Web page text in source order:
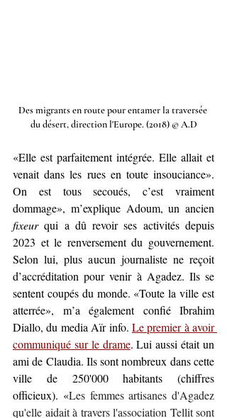
Des migrants en route pour entamer la traversée
du désert, direction l'Europe. (2018) © A.D
«Elle est parfaitement intégrée. Elle allait et
venait dans les rues en toute insouciance».
On est tous secoués, c’est vraiment
fixeur qui a dû revoir ses activités depuis
2023 et le renversement du gouvernement.
Selon lui, plus aucun journaliste ne reçoit
d’accréditation pour venir à Agadez. Ils se
sentent coupés du monde. «Toute la ville est
atterrée», m’a également confié Ibrahim
Diallo, du media Aïr info. Le premier à avoir
communiqué sur le drame. Lui aussi était un
ami de Claudia. Ils sont nombreux dans cette
ville de 250'000 habitants (chiffres
officieux). «Les femmes artisanes d'Agadez
qu'elle aidait à travers l'association Tellit sont